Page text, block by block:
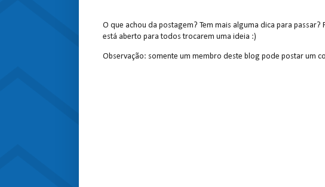
O que achou da postagem? Tem mais alguma dica para
está aberto para todos trocarem uma ideia :)
Observação: somente um membro deste blog pode postar um